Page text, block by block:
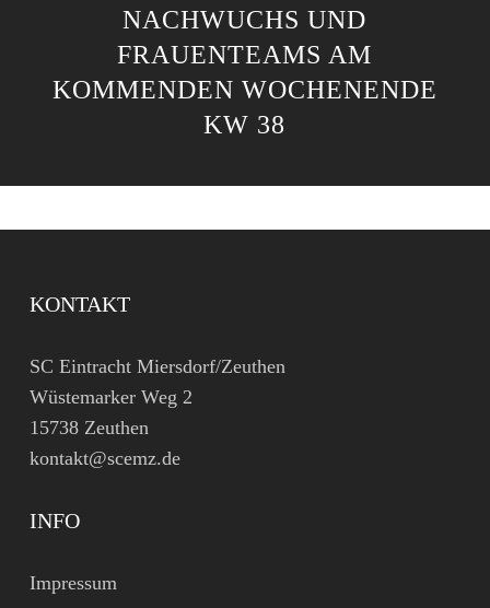
NACHWUCHS UND
FRAUENTEAMS AM
KOMMENDEN WOCHENENDE
KW 38
KONTAKT
SC Eintracht Miersdorf/Zeuthen
Wüstemarker Weg 2
15738 Zeuthen
kontakt@scemz.de
INFO
Impressum